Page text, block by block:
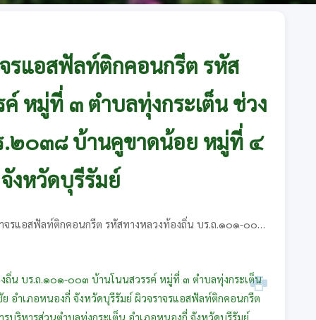
รแอสฟัลท์ติกคอนกรีต รหัส
หมู่ที่ ๓ ตำบลทุ่งกระเต็น ช่วง
๒๐๓๘ บ้านคูขาดน้อย หมู่ที่ ๔
งหวัดบุรีรัมย์
าจรแอสฟัลท์ติกคอนกรีต รหัสทางหลวงท้องถิ่น บร.ถ.๑๐๑-๐๐๓
ถิ่น บร.ถ.๑๐๑-๐๐๓ บ้านโนนสวรรค์ หมู่ที่ ๓ ตำบลทุ่งกระเต็น
ำเภอหนองกี่ จังหวัดบุรีรัมย์ ผิวจราจรแอสฟัลท์ติกคอนกรีต
บริหารส่วนตำบลทุ่งกระเต็น อำเภอหนองกี่ จังหวัดบุรีรัมย์